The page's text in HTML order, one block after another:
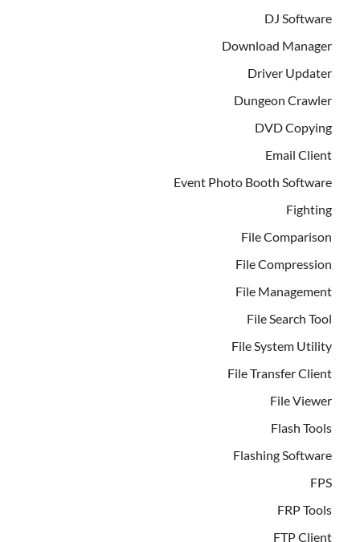
DJ Software
Download Manager
Driver Updater
Dungeon Crawler
DVD Copying
Email Client
Event Photo Booth Software
Fighting
File Comparison
File Compression
File Management
File Search Tool
File System Utility
File Transfer Client
File Viewer
Flash Tools
Flashing Software
FPS
FRP Tools
FTP Client